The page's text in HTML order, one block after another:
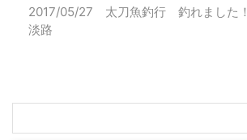
2017/05/27 太刀魚釣行 釣れました！
淡路